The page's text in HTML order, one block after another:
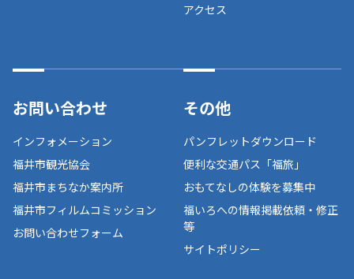
アクセス
お問い合わせ
インフォメーション
福井市観光協会
福井市まちなか案内所
福井市フィルムコミッション
お問い合わせフォーム
その他
パンフレットダウンロード
便利な交通パス「福旅」
おもてなしの体験を募集中
福いろへの情報掲載依頼・修正
等
サイトポリシー